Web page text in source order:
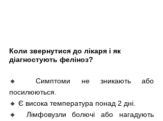
Коли звернутися до лікаря і як
діагностують феліноз?
🔸 Симптоми не зникають або
посилюються.
🔸 Є висока температура понад 2 дні.
🔸 Лімфовузли болючі або нагадують